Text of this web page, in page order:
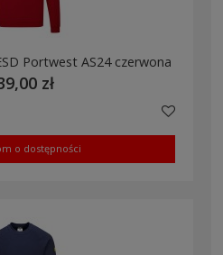
Portwest AS24 czerwona
zł
o dostępności